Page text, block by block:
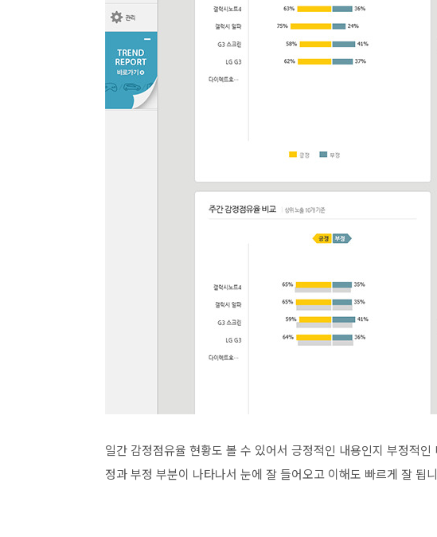
일간 감정점유율 현황도 볼 수 있어서 긍정적인 내용인지 부정적
정과 부정 부분이 나타나서 눈에 잘 들어오고 이해도 빠르게 잘 됩